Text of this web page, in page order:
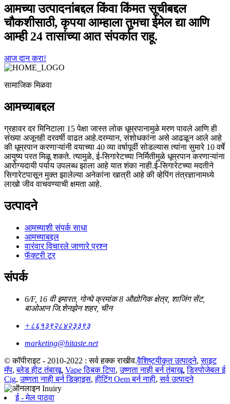
आमच्या उत्पादनांबद्दल किंवा किंमत सूचीबद्दल
चौकशीसाठी, कृपया आम्हाला तुमचा ईमेल द्या आणि
आम्ही 24 तासांच्या आत संपर्कात राहू.
आज दान करा!
सामाजिक मिळवा
आमच्याबद्दल
ग्रहावर दर मिनिटाला 15 पेक्षा जास्त लोक धूम्रपानामुळे मरण पावले आणि ही
संख्या अजूनही दरवर्षी वाढत आहे.दरम्यान, संशोधकांना असे आढळून आले आहे
की धूम्रपान करणाऱ्यांनी वयाच्या 40 व्या वर्षापूर्वी सोडल्यास त्यांना सुमारे 10 वर्षे
आयुष्य परत मिळू शकते. त्यामुळे, ई-सिगारेटच्या निर्मितीमुळे धूम्रपान करणाऱ्यांना
आरोग्यदायी पर्याय उपलब्ध झाला आहे यात शंका नाही.ई-सिगारेटच्या मदतीने
सिगारेटपासून मुक्त झालेल्या अनेकांना खात्री आहे की व्हेपिंग तंत्रज्ञानामध्ये
लाखो जीव वाचवण्याची क्षमता आहे.
उत्पादने
आमच्याशी संपर्क साधा
आमच्याबद्दल
वारंवार विचारले जाणारे प्रश्न
फॅक्टरी टूर
संपर्क
6/F, 16 वी इमारत, गोन्घे क्रमांक 8 औद्योगिक क्षेत्र, शाजिंग सेंट,
बाओआन जि.शेनझेन शहर, चीन
+८६१३९२८४२३३९३
marketing@hitaste.net
© कॉपीराइट - 2010-2022 : सर्व हक्क राखीव.वैशिष्ट्यीकृत उत्पादने,साइट
मॅप,ब्लेड हीट तंबाखू, Vape ठिबक टिपा,उष्णता नाही बर्न तंबाखू,डिस्पोजेबल ई
Cig,उष्णता नाही बर्न डिव्हाइस,हीटिंग Oem बर्न नाही,सर्व उत्पादने
ई - मेल पाठवा